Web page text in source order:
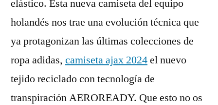
elástico. Esta nueva camiseta del equipo
holandés nos trae una evolución técnica que
ya protagonizan las últimas colecciones de
ropa adidas, camiseta ajax 2024el nuevo
tejido reciclado con tecnología de
transpiración AEROREADY. Que esto no os